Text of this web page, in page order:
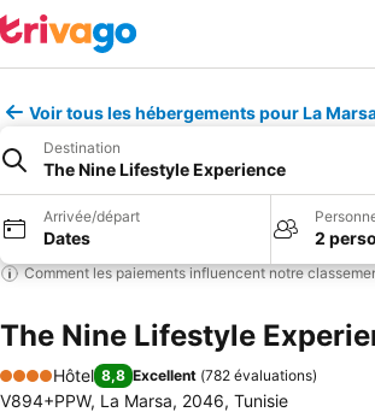
Voir tous les hébergements pour La
Destination
The Nine Lifestyle Experience
Arrivée/départ
Dates 2
Comment les paiements influencent notre
The Nine Lifestyle
4 Étoiles
Hôtel 8,8 Excellent (782 évaluations)
V894+PPW, La Marsa, 2046, Tunisie